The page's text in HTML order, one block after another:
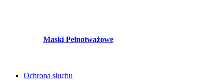
Maski Pełnotważowe
Ochrona słuchu